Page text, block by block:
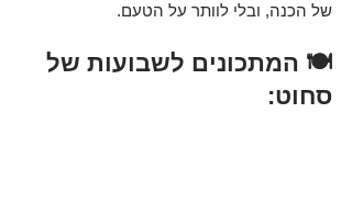
של הכנה, ובלי לוותר על הטעם.
🍽️ המתכונים לשבועות של
סחוט: